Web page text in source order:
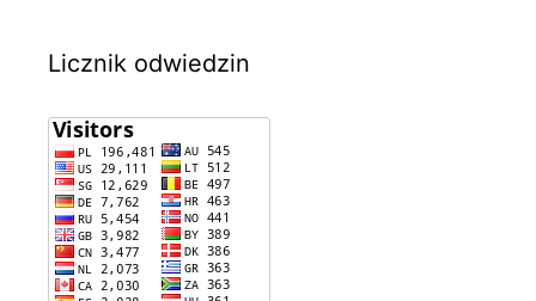
Licznik odwiedzin